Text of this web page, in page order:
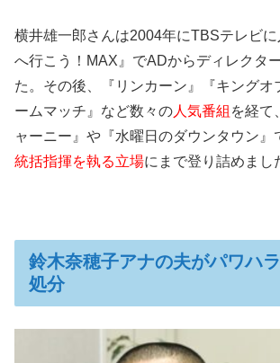
横井雄一郎さんは2004年にTBSテレビ
へ行こう！MAX』でADからディレクタ
た。その後、『リンカーン』『キングオ
ームマッチ』など数々の人気番組 を経て
ャーニー』や『水曜日のダウンタウン』
統括指揮を執る立場にまで登り詰めまし
鈴木奈穂子アナの夫がパワハ
処分